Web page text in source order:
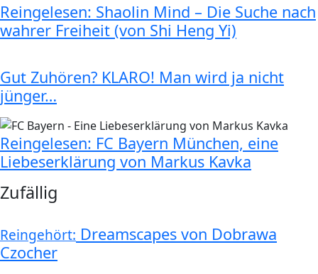
Reingelesen: Shaolin Mind – Die Suche nach
wahrer Freiheit (von Shi Heng Yi)
Gut Zuhören? KLARO! Man wird ja nicht
jünger…
Reingelesen: FC Bayern München, eine
Liebeserklärung von Markus Kavka
Zufällig
Reingehört: Dreamscapes von Dobrawa
Czocher